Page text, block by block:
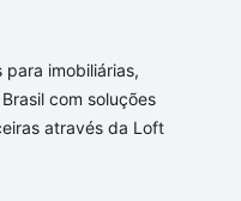
imobiliárias,
com soluções
através da Loft